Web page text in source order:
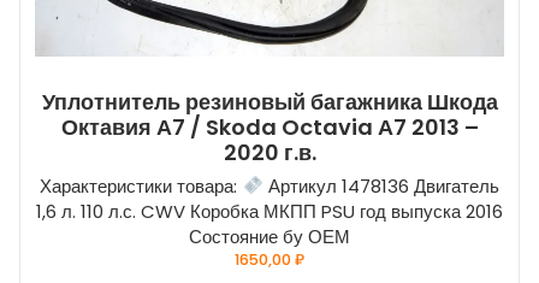
Уплотнитель резиновый багажника Шкода
Октавия А7 / Skoda Octavia А7 2013 –
2020 г.в.
Характеристики товара:
Артикул 1478136 Двигатель
1,6 л. 110 л.с. CWV Коробка МКПП PSU год выпуска 2016
Состояние бу ОЕМ
1650,00₽